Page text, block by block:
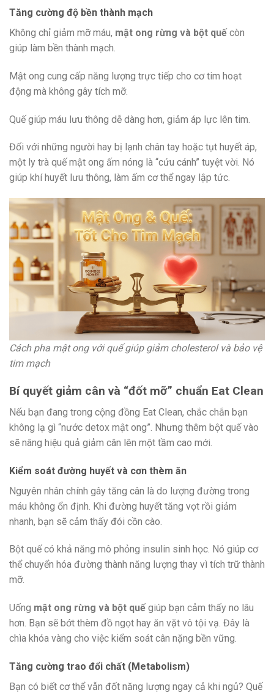
Tăng cường độ bền thành mạch
Không chỉ giảm mỡ máu, mật ong rừng và bột quếcòn
giúp làm bền thành mạch.
Mật ong cung cấp năng lượng trực tiếp cho cơ tim hoạt
động mà không gây tích mỡ.
Quế giúp máu lưu thông dễ dàng hơn, giảm áp lực lên tim.
Đối với những người hay bị lạnh chân tay hoặc tụt huyết áp,
một ly trà quế mật ong ấm nóng là “cứu cánh” tuyệt vời. Nó
giúp khí huyết lưu thông, làm ấm cơ thể ngay lập tức.
Cách pha mật ong với quế giúp giảm cholesterol và bảo vệ
tim mạch
Bí quyết giảm cân và “đốt mỡ” chuẩn Eat Clean
Nếu bạn đang trong cộng đồng Eat Clean, chắc chắn bạn
không lạ gì “nước detox mật ong”. Nhưng thêm bột quế vào
sẽ nâng hiệu quả giảm cân lên một tầm cao mới.
Kiểm soát đường huyết và cơn thèm ăn
Nguyên nhân chính gây tăng cân là do lượng đường trong
máu không ổn định. Khi đường huyết tăng vọt rồi giảm
nhanh, bạn sẽ cảm thấy đói cồn cào.
Bột quế có khả năng mô phỏng insulin sinh học. Nó giúp cơ
thể chuyển hóa đường thành năng lượng thay vì tích trữ thành
mỡ.
Uống mật ong rừng và bột quếgiúp bạn cảm thấy no lâu
hơn. Bạn sẽ bớt thèm đồ ngọt hay ăn vặt vô tội vạ. Đây là
chìa khóa vàng cho việc kiểm soát cân nặng bền vững.
Tăng cường trao đổi chất (Metabolism)
Bạn có biết cơ thể vẫn đốt năng lượng ngay cả khi ngủ? Quế